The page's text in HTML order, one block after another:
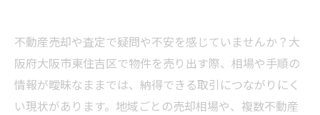
不動産売却や査定で疑問や不安を感じていませんか？大
阪府大阪市東住吉区で物件を売り出す際、相場や手順の
情報が曖昧なままでは、納得できる取引につながりにく
い現状があります。地域ごとの売却相場や、複数不動産